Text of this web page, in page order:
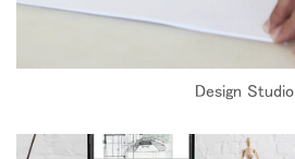
Design Studio